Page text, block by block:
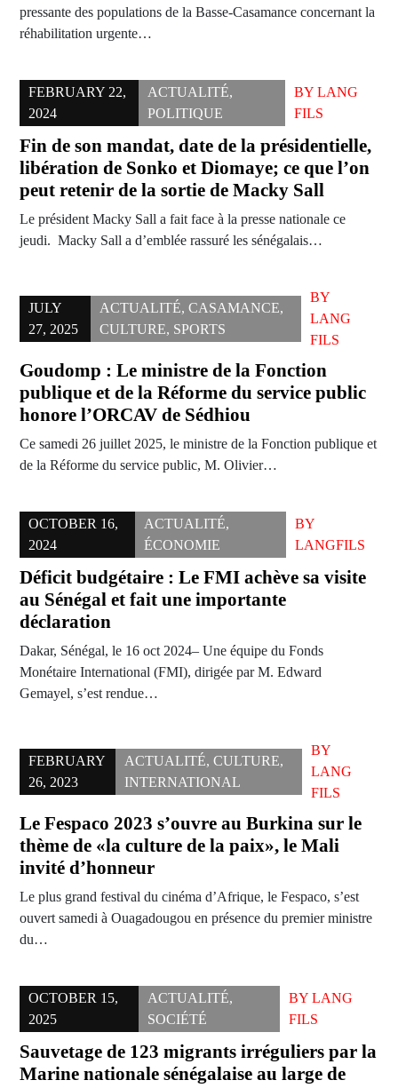
pressante des populations de la Basse-Casamance concernant la
réhabilitation urgente…
FEBRUARY 22,
2024
ACTUALITÉ,
POLITIQUE
BY LANG
FILS
Fin de son mandat, date de la présidentielle,
libération de Sonko et Diomaye; ce que l’on
peut retenir de la sortie de Macky Sall
Le président Macky Sall a fait face à la presse nationale ce
jeudi. Macky Sall a d’emblée rassuré les sénégalais…
JULY
27, 2025
ACTUALITÉ, CASAMANCE,
CULTURE, SPORTS
BY
LANG
FILS
Goudomp : Le ministre de la Fonction
publique et de la Réforme du service public
honore l’ORCAV de Sédhiou
Ce samedi 26 juillet 2025, le ministre de la Fonction publique et
de la Réforme du service public, M. Olivier…
OCTOBER 16,
2024
ACTUALITÉ,
ÉCONOMIE
BY
LANGFILS
Déficit budgétaire : Le FMI achève sa visite
au Sénégal et fait une importante
déclaration
Dakar, Sénégal, le 16 oct 2024– Une équipe du Fonds
Monétaire International (FMI), dirigée par M. Edward
Gemayel, s’est rendue…
FEBRUARY
26, 2023
ACTUALITÉ,CULTURE,
INTERNATIONAL
BY
LANG
FILS
Le Fespaco 2023 s’ouvre au Burkina sur le
thème de «la culture de la paix», le Mali
invité d’honneur
Le plus grand festival du cinéma d’Afrique, le Fespaco, s’est
ouvert samedi à Ouagadougou en présence du premier ministre
du…
OCTOBER 15,
2025
ACTUALITÉ,
SOCIÉTÉ
BYLANG
FILS
Sauvetage de 123 migrants irréguliers par la
Marine nationale sénégalaise au large de